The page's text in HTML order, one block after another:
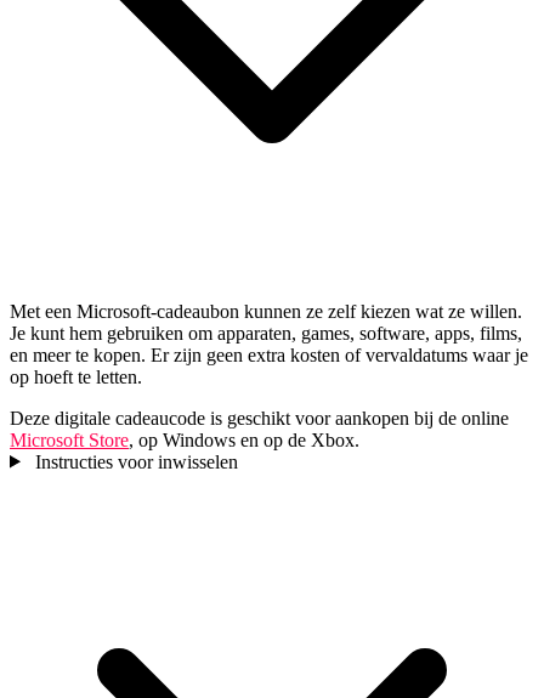
Met een Microsoft-cadeaubon kunnen ze zelf kiezen wat ze willen.
Je kunt hem gebruiken om apparaten, games, software, apps, films,
en meer te kopen. Er zijn geen extra kosten of vervaldatums waar je
op hoeft te letten.
Deze digitale cadeaucode is geschikt voor aankopen bij de online
Microsoft Store, op Windows en op de Xbox.
Instructies voor inwisselen